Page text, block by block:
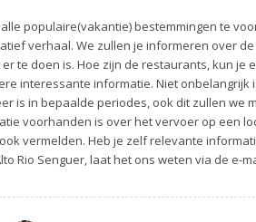
populaire(vakantie) bestemmingen te
verhaal. We zullen je informeren over de
te doen is. Hoe zijn de restaurants, kun je
interessante informatie. Niet onbelangrijk
is in bepaalde periodes, ook dit zullen we
voorhanden is over het vervoer op een
vermelden. Heb je zelf relevante
Rio Senguer, laat het ons weten via de e-